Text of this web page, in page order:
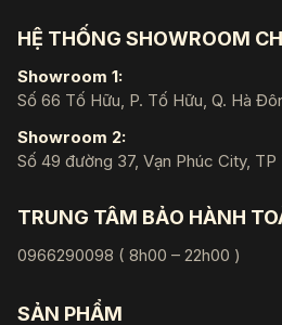
HỆ THỐNG SHOWROOM
Showroom 1:
Số 66 Tố Hữu, P. Tố Hữu, Q. Hà
Showroom 2:
Số 49 đường 37, Vạn Phúc City,
TRUNG TÂM BẢO HÀNH
0966290098 ( 8h00 – 22h00 )
SẢN PHẨM